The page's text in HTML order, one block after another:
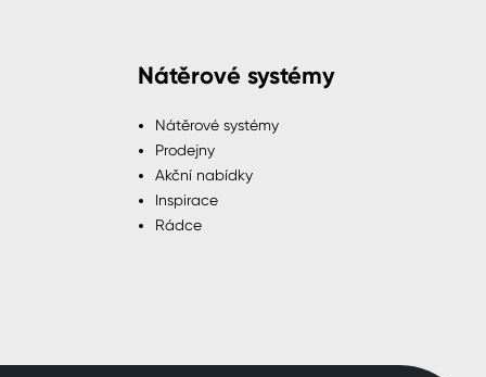
Nátěrové systémy
Nátěrové systémy
Prodejny
Akční nabídky
Inspirace
Rádce